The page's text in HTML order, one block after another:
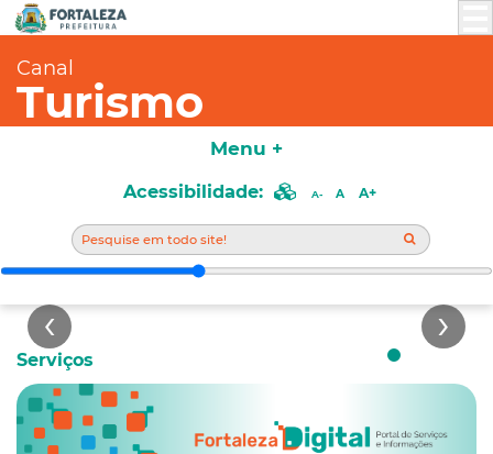
Canal
Turismo
Menu +
Acessibilidade:
A
Saiba Mais
Serviços